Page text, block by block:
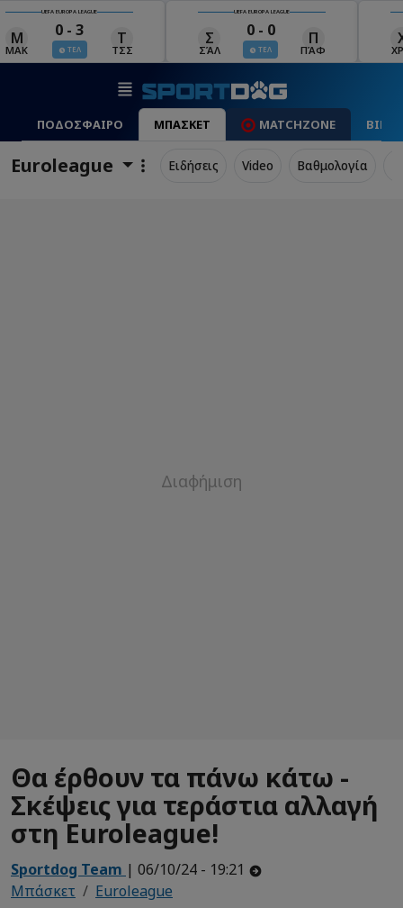
UEFA EUROPA LEAGUE
Σ 0 - 0
ΤΕΛ ΠΆΦ
UEFA EUROPA LEAGUE
ΧΡΆ
0 - 1
ΤΕΛ
Μ
ΜΠΕ ΛΊΝ
ΠΟΔΟΣΦΑΙΡΟ ΜΠΑΣΚΕΤ MATCHZONE
Euroleague Ειδήσεις Video Βαθμολογία
Θα έρθουν τα πάνω κάτω -
Σκέψεις για τεράστια αλλαγή
στη Euroleague!
Sportdog Team | 06/10/24 - 19:21
Μπάσκετ
Euroleague